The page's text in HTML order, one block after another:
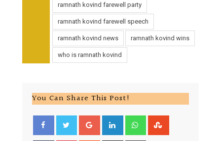
ramnath kovind farewell party
ramnath kovind farewell speech
ramnath kovind news ramnath kovind wins
who is ramnath kovind
You Can Share This Post!
Google+ LinkedIn Whatsapp